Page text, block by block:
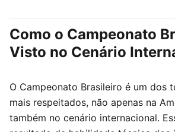
Como o Campeonato
Visto no Cenário
O Campeonato Brasileiro é um dos
mais respeitados, não apenas na
também no cenário internacional.